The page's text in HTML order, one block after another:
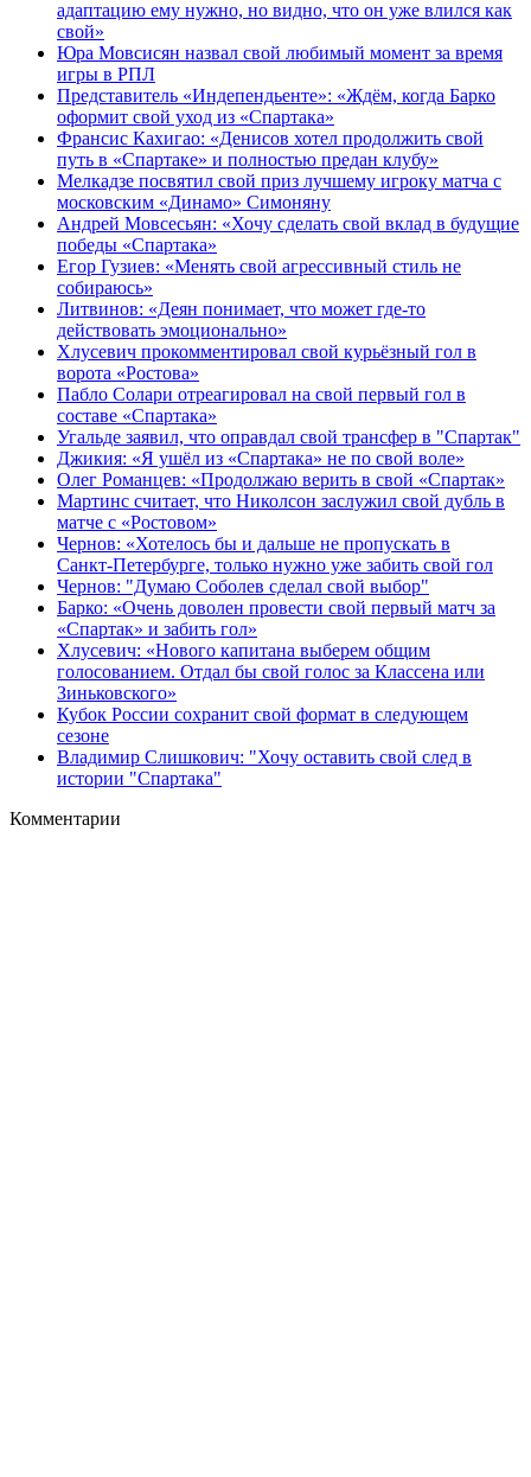
адаптацию ему нужно, но видно, что он уже влился как
свой»
Юра Мовсисян назвал свой любимый момент за время
игры в РПЛ
Представитель «Индепендьенте»: «Ждём, когда Барко
оформит свой уход из «Спартака»
Франсис Кахигао: «Денисов хотел продолжить свой
путь в «Спартаке» и полностью предан клубу»
Мелкадзе посвятил свой приз лучшему игроку матча с
московским «Динамо» Симоняну
Андрей Мовсесьян: «Хочу сделать свой вклад в будущие
победы «Спартака»
Егор Гузиев: «Менять свой агрессивный стиль не
собираюсь»
Литвинов: «Деян понимает, что может где‑то
действовать эмоционально»
Хлусевич прокомментировал свой курьёзный гол в
ворота «Ростова»
Пабло Солари отреагировал на свой первый гол в
составе «Спартака»
Угальде заявил, что оправдал свой трансфер в "Спартак"
Джикия: «Я ушёл из «Спартака» не по свой воле»
Олег Романцев: «Продолжаю верить в свой «Спартак»
Мартинс считает, что Николсон заслужил свой дубль в
матче с «Ростовом»
Чернов: «Хотелось бы и дальше не пропускать в
Санкт‑Петербурге, только нужно уже забить свой гол
Чернов: "Думаю Соболев сделал свой выбор"
Барко: «Очень доволен провести свой первый матч за
«Спартак» и забить гол»
Хлусевич: «Нового капитана выберем общим
голосованием. Отдал бы свой голос за Классена или
Зиньковского»
Кубок России сохранит свой формат в следующем
сезоне
Владимир Слишкович: "Хочу оставить свой след в
истории "Спартака"
Комментарии